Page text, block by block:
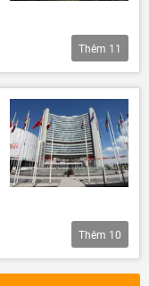
Thêm 11
Thêm 10